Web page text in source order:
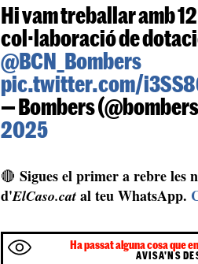
Hi vam treballar amb
col·laboració de
@BCN_Bombers
pic.twitter.com/
— Bombers
2025
🔴Sigues el primer a rebre les
d'ElCaso.cat al teu WhatsApp.
Ha passat alguna cosa que
AVISA'NS